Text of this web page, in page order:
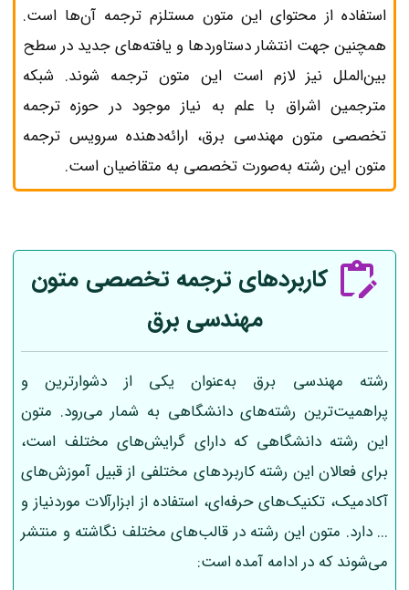
استفاده از محتوای این متون مستلزم ترجمه آن‌ها است.
همچنین جهت انتشار دستاوردها و یافته‌های جدید در سطح
بین‌الملل نیز لازم است این متون ترجمه شوند. شبکه
مترجمین اشراق با علم به نیاز موجود در حوزه ترجمه
تخصصی متون مهندسی برق، ارائه‌دهنده سرویس ترجمه
متون این رشته به‌صورت تخصصی به متقاضیان است.
کاربردهای ترجمه تخصصی متون
مهندسی برق
رشته مهندسی برق به‌عنوان یکی از دشوارترین و
پراهمیت‌ترین رشته‌های دانشگاهی به شمار می‌رود. متون
این رشته دانشگاهی که دارای گرایش‌های مختلف است،
برای فعالان این رشته کاربردهای مختلفی از قبیل آموزش‌های
آکادمیک، تکنیک‌های حرفه‌ای، استفاده از ابزارآلات موردنیاز و
... دارد. متون این رشته در قالب‌های مختلف نگاشته و منتشر
می‌شوند که در ادامه آمده است: